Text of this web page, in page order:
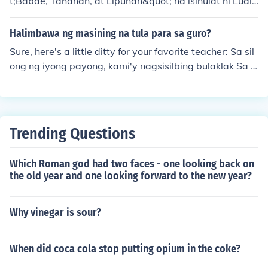
ati Bautista. Sa kwentong ito, inilalarawan ang mga ha
mon at diskriminasyon na dinaranas ng mga kababaih
anan at sa trabaho. Ang kwento ay naglalayong ipakit
a ang lakas at katatagan ng mga babae habang sila a
asa at pagbabago para sa mga kababaihan.
Halimbawa ng masining na tula para sa guro?
Sure, here's a little ditty for your favorite teacher: Sa sil
ong ng iyong payong, kami'y nagsisilbing bulaklak Sa b
Guro naming minamahal, sa puso'y aming sinisinta Sa
Trending Questions
Which Roman god had two faces - one looking back on
the old year and one looking forward to the new year?
Why vinegar is sour?
When did coca cola stop putting opium in the coke?